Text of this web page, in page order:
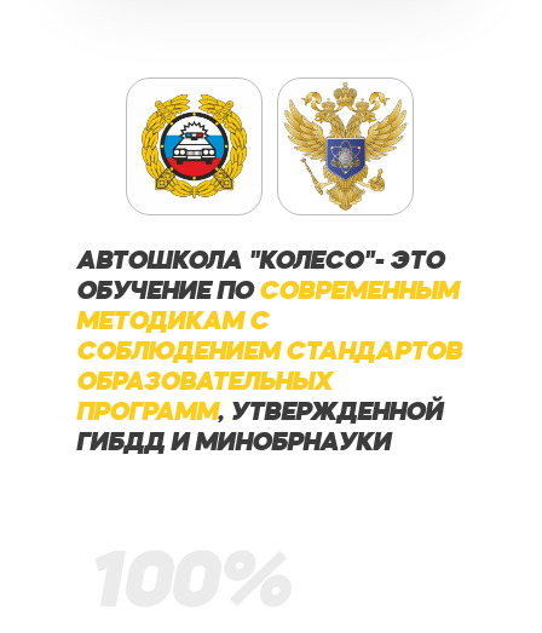
АВТОШКОЛА "КОЛЕСО"- ЭТО
ОБУЧЕНИЕ ПОСОВРЕМЕННЫМ
МЕТОДИКАМ С
СОБЛЮДЕНИЕМ СТАНДАРТОВ
ОБРАЗОВАТЕЛЬНЫХ
ПРОГРАММ, УТВЕРЖДЕННОЙ
ГИБДД И МИНОБРНАУКИ